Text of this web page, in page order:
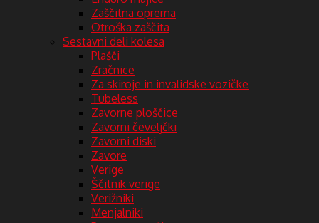
Zaščitna oprema
Otroška zaščita
Sestavni deli kolesa
Plašči
Zračnice
Za skiroje in invalidske vozičke
Tubeless
Zavorne ploščice
Zavorni čeveljčki
Zavorni diski
Zavore
Verige
Ščitnik verige
Verižniki
Menjalniki